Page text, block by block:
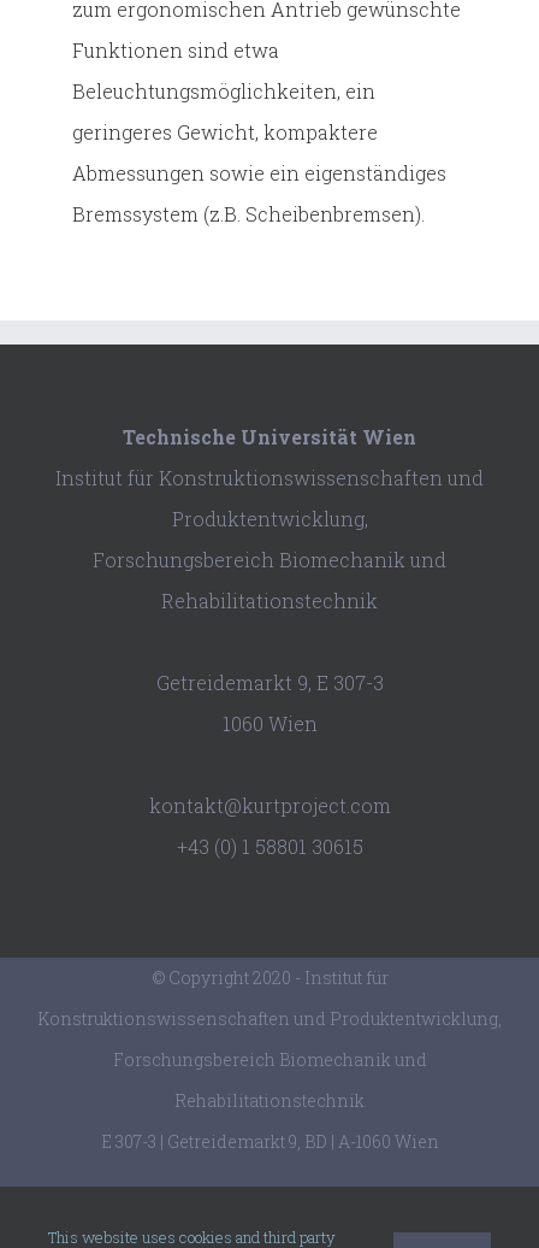
zum ergonomischen Antrieb gewünschte
Funktionen sind etwa
Beleuchtungsmöglichkeiten, ein
geringeres Gewicht, kompaktere
Abmessungen sowie ein eigenständiges
Bremssystem (z.B. Scheibenbremsen).
Technische Universität Wien
Institut für Konstruktionswissenschaften und
Produktentwicklung,
Forschungsbereich Biomechanik und
Rehabilitationstechnik
Getreidemarkt 9, E 307-3
1060 Wien
kontakt@kurtproject.com
+43 (0) 1 58801 30615
© Copyright 2020 - Institut für
Konstruktionswissenschaften und Produktentwicklung,
Forschungsbereich Biomechanik und
Rehabilitationstechnik
E 307-3 | Getreidemarkt 9, BD | A-1060 Wien
facebooktwitter youtube
This website uses cookies and third party